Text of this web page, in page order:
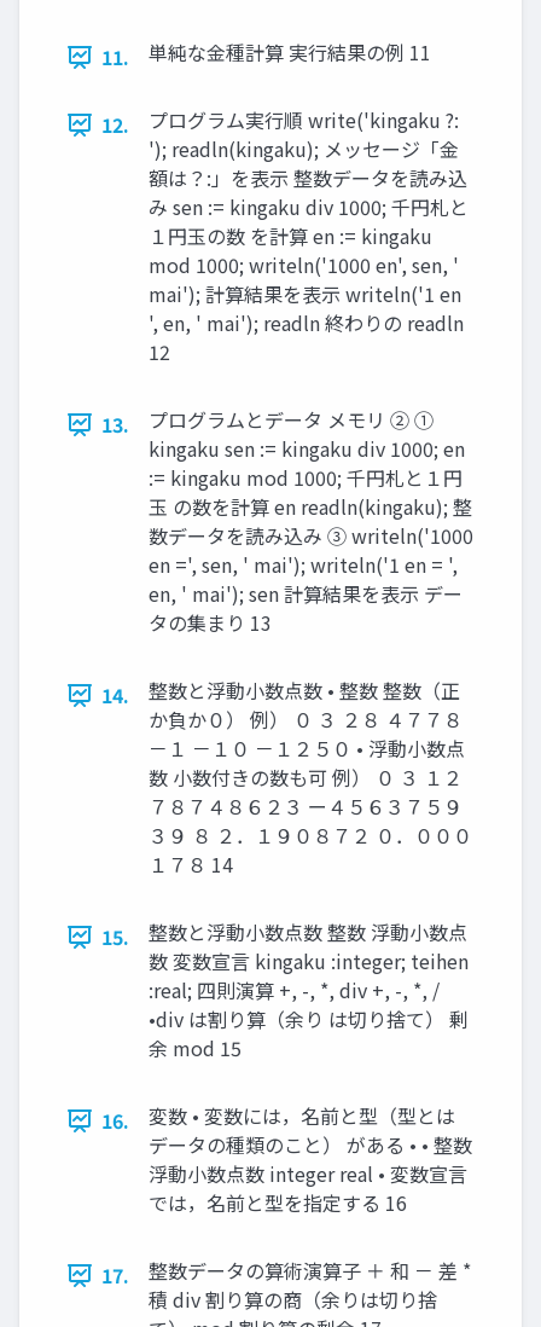
11. 単純な金種計算 実行結果の例 11
12.
プログラム実行順 write('kingaku ?:
'); readln(kingaku); メッセージ「金
額は？:」を表示 整数データを読み込
み sen := kingaku div 1000; 千円札と
１円玉の数 を計算 en := kingaku
mod 1000; writeln('1000 en', sen, '
mai'); 計算結果を表示 writeln('1 en
', en, ' mai'); readln 終わりの readln
12
13.
プログラムとデータ メモリ ② ①
kingaku sen := kingaku div 1000; en
:= kingaku mod 1000; 千円札と１円
玉 の数を計算 en readln(kingaku); 整
数データを読み込み ③ writeln('1000
en =', sen, ' mai'); writeln('1 en = ',
en, ' mai'); sen 計算結果を表示 デー
タの集まり 13
14.
整数と浮動小数点数 • 整数 整数（正
か負か０） 例） ０ ３ ２８ ４７７８
－１ －１０ －１２５０ • 浮動小数点
数 小数付きの数も可 例） ０ ３ １２
７８７４８６２３ ー４５６３７５９
３９ ８ ２．１９０８７２ ０．０００
１７８ 14
15.
整数と浮動小数点数 整数 浮動小数点
数 変数宣言 kingaku :integer; teihen
:real; 四則演算 +, -, *, div +, -, *, /
•div は割り算（余り は切り捨て） 剰
余 mod 15
16.
変数 • 変数には，名前と型（型とは
データの種類のこと） がある • • 整数
浮動小数点数 integer real • 変数宣言
では，名前と型を指定する 16
17.
整数データの算術演算子 ＋ 和 － 差 *
積 div 割り算の商（余りは切り捨